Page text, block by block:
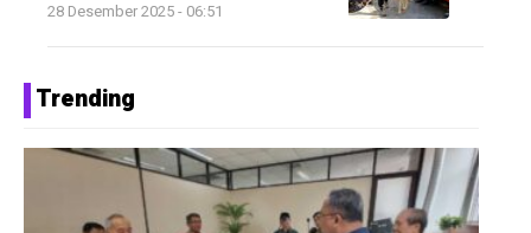
28 Desember 2025 - 06:51
Trending